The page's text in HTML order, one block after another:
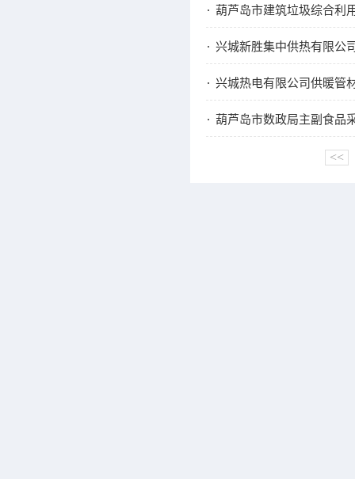
葫芦岛市建筑垃圾综合利
兴城新胜集中供热有限公
兴城热电有限公司供暖管
葫芦岛市数政局主副食品
<<